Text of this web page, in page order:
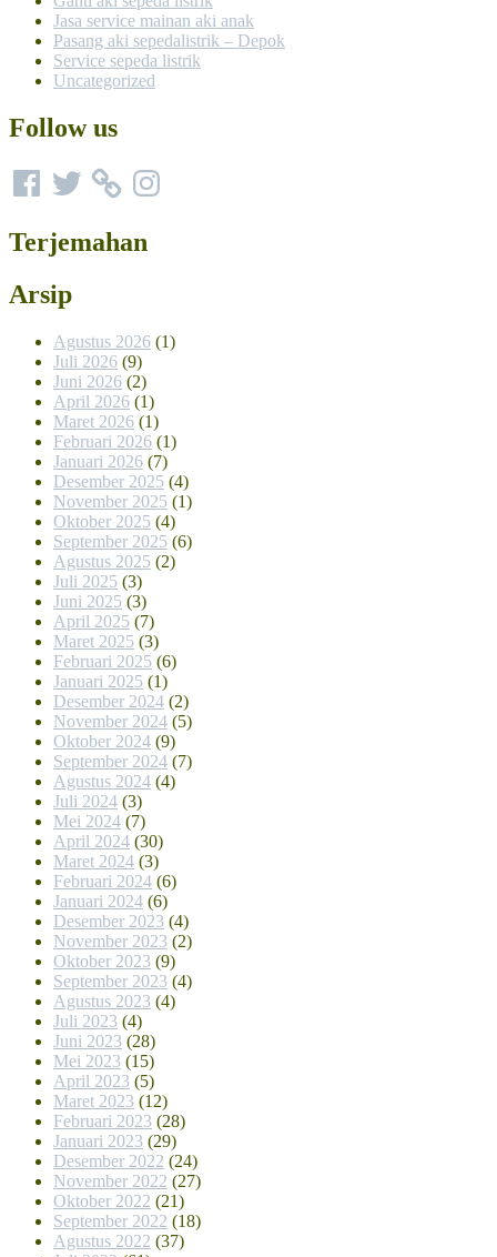
Jasa service mainan aki anak
Pasang aki sepedalistrik – Depok
Service sepeda listrik
Uncategorized
Follow us
FacebookTwitter Instagram
Terjemahan
Arsip
Agustus 2026 (1)
Juli 2026 (9)
Juni 2026 (2)
April 2026 (1)
Maret 2026 (1)
Februari 2026 (1)
Januari 2026 (7)
Desember 2025 (4)
November 2025 (1)
Oktober 2025 (4)
September 2025 (6)
Agustus 2025 (2)
Juli 2025 (3)
Juni 2025 (3)
April 2025 (7)
Maret 2025 (3)
Februari 2025 (6)
Januari 2025 (1)
Desember 2024 (2)
November 2024 (5)
Oktober 2024 (9)
September 2024 (7)
Agustus 2024 (4)
Juli 2024 (3)
Mei 2024 (7)
April 2024 (30)
Maret 2024 (3)
Februari 2024 (6)
Januari 2024 (6)
Desember 2023 (4)
November 2023 (2)
Oktober 2023 (9)
September 2023 (4)
Agustus 2023 (4)
Juli 2023 (4)
Juni 2023 (28)
Mei 2023 (15)
April 2023 (5)
Maret 2023 (12)
Februari 2023 (28)
Januari 2023 (29)
Desember 2022 (24)
November 2022 (27)
Oktober 2022 (21)
September 2022 (18)
Agustus 2022 (37)